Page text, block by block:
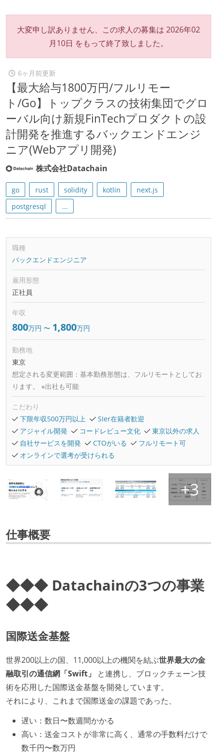
大変申し訳ありません、この求人の募集は 2026年02
月10日 をもって終了致しました。
6ヶ月前更新
【最大給与1800万円/フルリモー
ト/Go】トップクラスの技術集団でグロ
ーバル向け新規FinTechプロダクトの設
計開発を推進するバックエンドエンジ
ニア(Webアプリ開発)
株式会社Datachain
go rust solidity kotlin
next.js
postgresql
...
職種
バックエンドエンジニア
雇用形態
正社員
年収
800万円 〜 1,800万円
勤務地
東京
想定される変更範囲： 基本勤務形態は、フルリモートとしてお
ります。 ※出社も可能
こだわり
下限年収500万円以上
SIer在籍者歓迎
アジャイル開発
コードレビュー文化
東京以外の求人
自社サービスを開発
CTOがいる
フルリモート可
オンラインで選考が受けられる
仕事概要
◆◆◆ Datachainの3つの事業
◆◆◆
国際送金基盤
世界200以上の国、11,000以上の機関を結ぶ世界最大の金
融取引の通信網「Swift」
と連携し、ブロックチェーン技
術を応用した国際送金基盤を開発しています。
それにより、これまで国際送金の課題であった、
遅い：数日〜数週間かかる
高い：送金コストが非常に高く、通常の手数料だけで
数千円〜数万円